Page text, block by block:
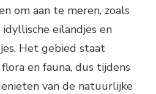
om aan te meren, zoals
eilandjes en
Het gebied staat
en fauna, dus tijdens
van de natuurlijke